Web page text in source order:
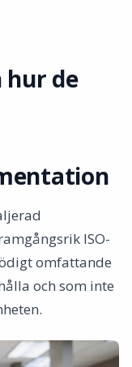
hur de
ISO-
omfattande
och som inte